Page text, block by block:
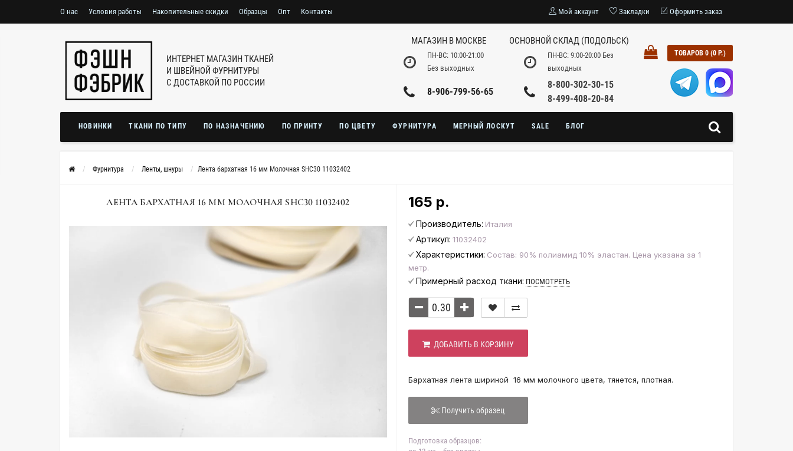
О нас Условия работы Накопительные скидки Образцы Опт Контакты Мой аккаунт Закладки Оформить заказ
ИНТЕРНЕТ МАГАЗИН ТКАНЕЙ
И ШВЕЙНОЙ ФУРНИТУРЫ
С ДОСТАВКОЙ ПО РОССИИ
МАГАЗИН В МОСКВЕ
ПН-ВС: 10:00-21:00
Без выходных
8-906-799-56-65
ОСНОВНОЙ СКЛАД (ПОДОЛЬСК)
ПН-ВС: 9:00-20:00 Без
выходных
8-800-302-30-15
8-499-408-20-84
ТОВАРОВ 0 (0 Р.)
НОВИНКИ ТКАНИ ПО ТИПУ ПО НАЗНАЧЕНИЮ ПО ПРИНТУ ПО ЦВЕТУ ФУРНИТУРА МЕРНЫЙ ЛОСКУТ SALE БЛОГ
Фурнитура Ленты, шнуры Лента бархатная 16 мм Молочная SHC30 11032402
ЛЕНТА БАРХАТНАЯ 16 ММ МОЛОЧНАЯ SHC30 11032402 165 р.
Производитель: Италия
Артикул: 11032402
Характеристики: Состав: 90% полиамид 10% эластан. Цена указана за 1
метр.
Примерный расход ткани: ПОСМОТРЕТЬ
ДОБАВИТЬ В КОРЗИНУ
Бархатная лента шириной 16 мм молочного цвета, тянется, плотная.
Получить образец
Подготовка образцов: